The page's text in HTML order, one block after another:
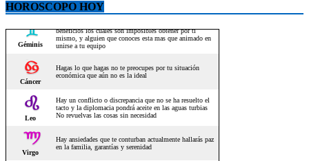
HOROSCOPO HOY